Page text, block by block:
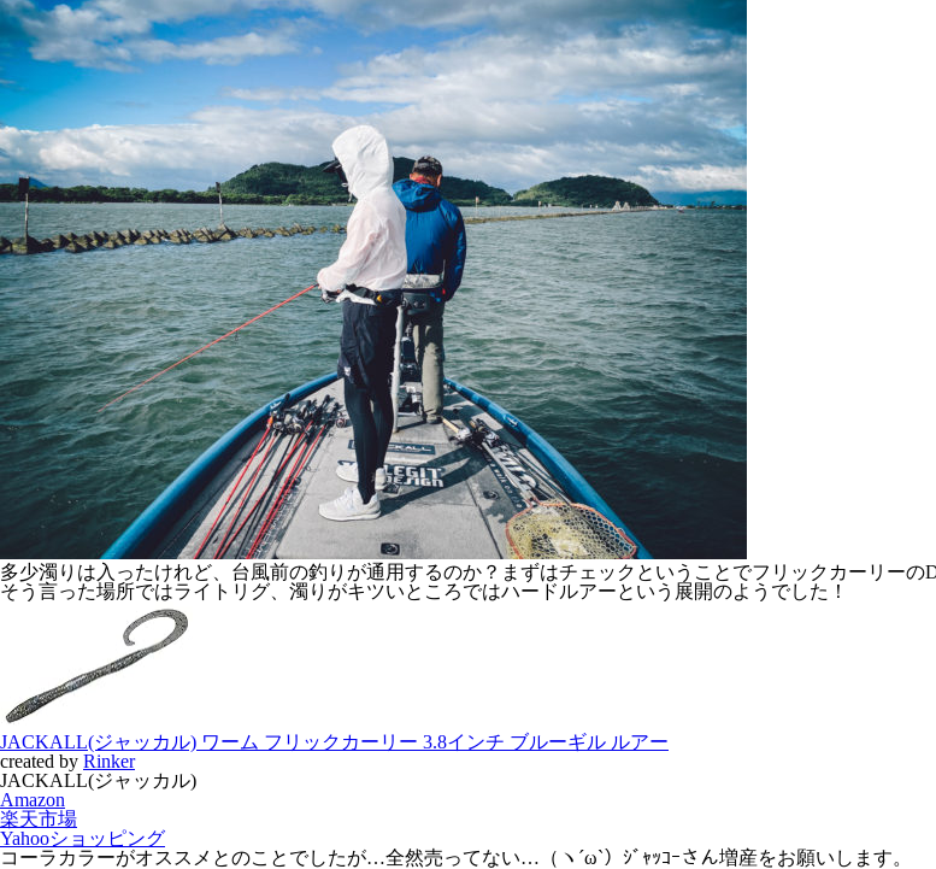
多少濁りは入ったけれど、台風前の釣りが通用するのか？まずはチェックということでフリックカーリーの
そう言った場所ではライトリグ、濁りがキツいところではハードルアーという展開のようでした！
JACKALL(ジャッカル) ワーム フリックカーリー 3.8インチ ブルーギル ルアー
created by Rinker
JACKALL(ジャッカル)
Amazon
楽天市場
Yahooショッピング
コーラカラーがオススメとのことでしたが…全然売ってない…（ヽ´ω`）ｼﾞｬｯｺｰさん増産をお願いします。